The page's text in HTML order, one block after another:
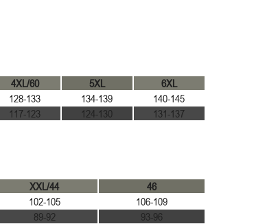
4XL/60 5XL
6XL
128-133 134-139
140-145
117-123 124-130 131-137
XXL/44
46
102-105
106-109
89-92 93-96